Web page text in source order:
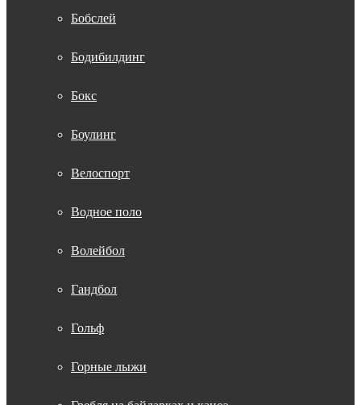
Бобслей
Бодибилдинг
Бокс
Боулинг
Велоспорт
Водное поло
Волейбол
Гандбол
Гольф
Горные лыжи